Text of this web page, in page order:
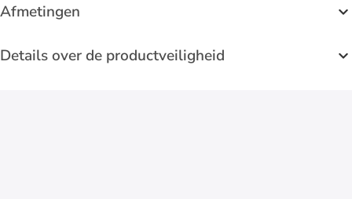
Afmetingen
Details over de productveiligheid